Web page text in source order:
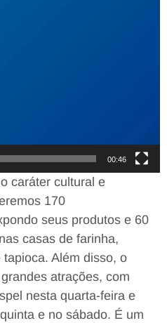
00:46
caráter cultural e
170
seus produtos e 60
casas de farinha,
Além disso, o
atrações, com
nesta quarta-feira e
e no sábado. É um